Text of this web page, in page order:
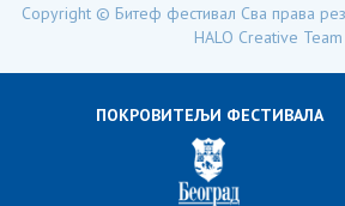
Copyright © Битеф фестивал Сва права
HALO Creative Team
ПОКРОВИТЕЉИ ФЕСТИВАЛА